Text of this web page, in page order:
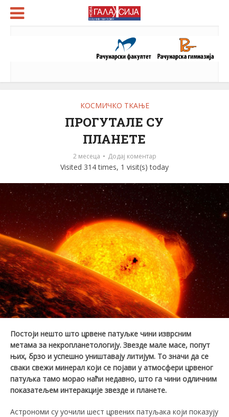
КОСМИЧКО ТКАЊЕ
ПРОГУТАЛЕ СУ
ПЛАНЕТЕ
2 месеца Додај коментар
Visited 314 times, 1 visit(s) today
Постоји нешто што црвене патуљке чини изврсним
метама за некропланетологију. Звезде мале масе, попут
њих, брзо и успешно уништавају литијум. То значи да се
сваки свежи минерал који се појави у атмосфери црвеног
патуљка тамо морао наћи недавно, што га чини одличним
показатељем интеракције звезде и планете.
Астрономи су уочили шест црвених патуљака који показују